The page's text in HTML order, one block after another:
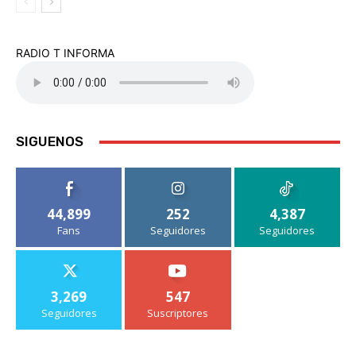
RADIO T INFORMA
SIGUENOS
44,899
Fans
252
Seguidores
4,387
Seguidores
3,269
Seguidores
547
Suscriptores